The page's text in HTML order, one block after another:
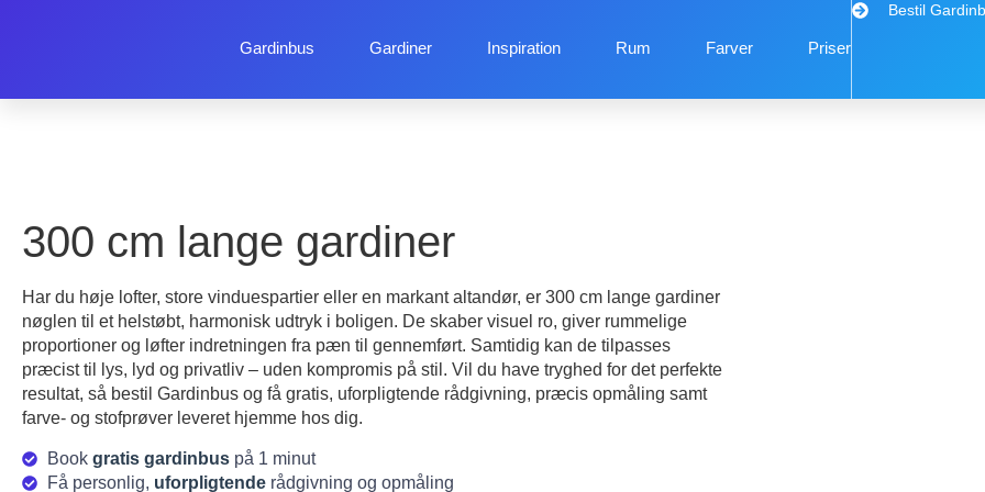
Gardinbus Gardiner Inspiration Rum Farver Priser
Bestil
300 cm lange gardiner
Har du høje lofter, store vinduespartier eller en markant altandør, er 300 cm lange gardiner
nøglen til et helstøbt, harmonisk udtryk i boligen. De skaber visuel ro, giver rummelige
proportioner og løfter indretningen fra pæn til gennemført. Samtidig kan de tilpasses
præcist til lys, lyd og privatliv – uden kompromis på stil. Vil du have tryghed for det perfekte
resultat, så bestil Gardinbus og få gratis, uforpligtende rådgivning, præcis opmåling samt
farve- og stofprøver leveret hjemme hos dig.
Book gratis gardinbuspå 1 minut
Få personlig, uforpligtenderådgivning og opmåling